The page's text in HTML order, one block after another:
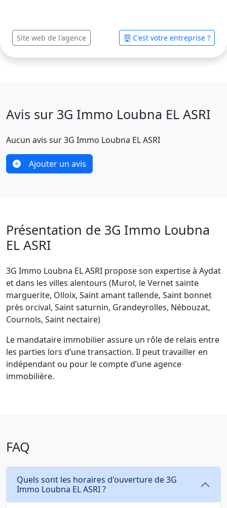
Site web de l'agence C'est votre entreprise ?
Avis sur 3G Immo Loubna EL ASRI
Aucun avis sur 3G Immo Loubna EL ASRI
Ajouter un avis
Présentation de 3G Immo Loubna
EL ASRI
3G Immo Loubna EL ASRI propose son expertise à Aydat
et dans les villes alentours (Murol, le Vernet sainte
marguerite, Olloix, Saint amant tallende, Saint bonnet
près orcival, Saint saturnin, Grandeyrolles, Nébouzat,
Cournols, Saint nectaire)
Le mandataire immobilier assure un rôle de relais entre
les parties lors d’une transaction. Il peut travailler en
indépendant ou pour le compte d’une agence
immobilière.
FAQ
Quels sont les horaires d'ouverture de 3G
Immo Loubna EL ASRI ?